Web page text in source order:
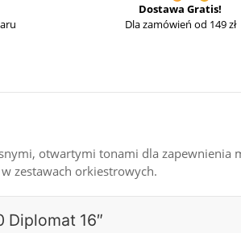
Dostawa Gratis!
Dla zamówień od 149 zł
otwartymi tonami dla
zestawach orkiestrowych.
Diplomat 16″